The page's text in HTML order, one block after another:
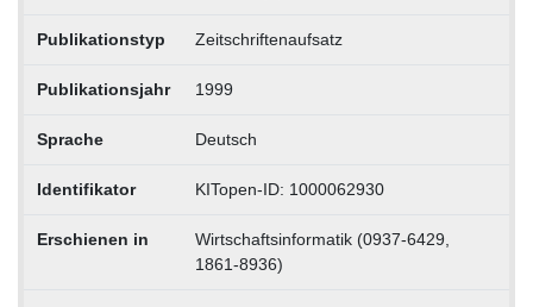
Publikationstyp Zeitschriftenaufsatz
Publikationsjahr 1999
Sprache Deutsch
Identifikator KITopen-ID: 1000062930
Erschienen in
Wirtschaftsinformatik (0937-6429,
1861-8936)